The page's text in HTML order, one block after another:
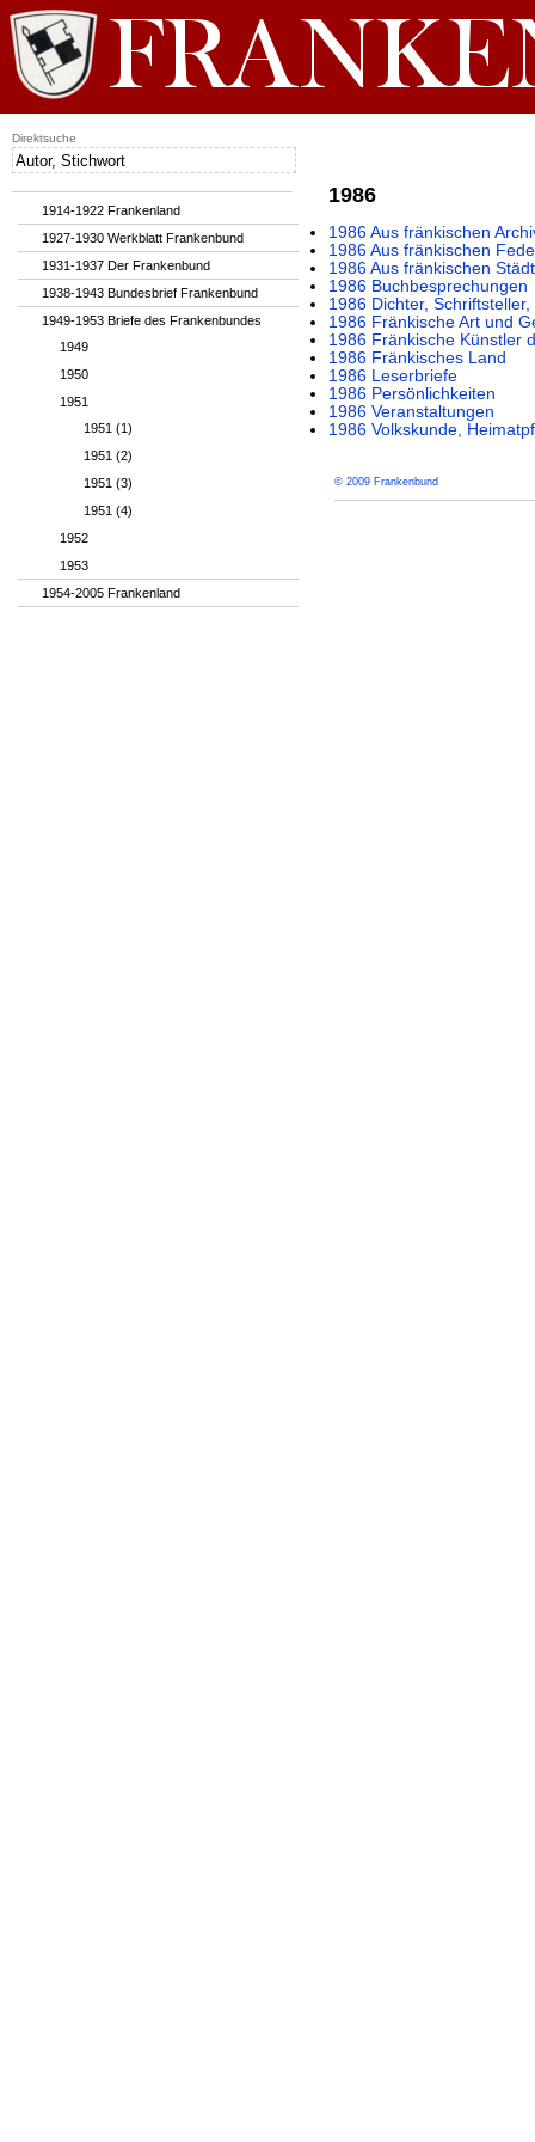
1986
1986 Aus fränkischen
1986 Aus fränkischen
1986 Aus fränkischen
1986 Buchbesprechungen
1986 Dichter,
1986 Fränkische Art und
1986 Fränkische Künstler
1986 Fränkisches Land
1986 Leserbriefe
1986 Persönlichkeiten
1986 Veranstaltungen
1986 Volkskunde,
© 2009 Frankenbund
1914-1922 Frankenland
1927-1930 Werkblatt Frankenbund
1931-1937 Der Frankenbund
1938-1943 Bundesbrief Frankenbund
1949-1953 Briefe des Frankenbundes
1949
1950
1951
1951 (1)
1951 (2)
1951 (3)
1951 (4)
1952
1953
1954-2005 Frankenland
Direktsuche